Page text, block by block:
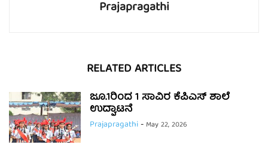
Prajapragathi
RELATED ARTICLES
ಜೂ.1ರಿಂದ 1 ಸಾವಿರ ಕೆಪಿಎಸ್ ಶಾಲೆ
ಉದ್ಘಾಟನೆ
Prajapragathi- May 22, 2026